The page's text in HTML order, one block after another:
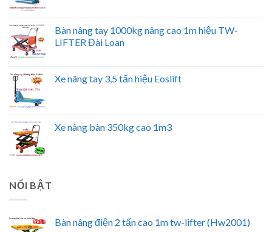
Bàn nâng tay 1000kg nâng cao 1m hiệu TW-
LIFTER Đài Loan
Xe nâng tay 3,5 tấn hiệu Eoslift
Xe nâng bàn 350kg cao 1m3
NỔI BẬT
Bàn nâng điện 2 tấn cao 1m tw-lifter (Hw2001)